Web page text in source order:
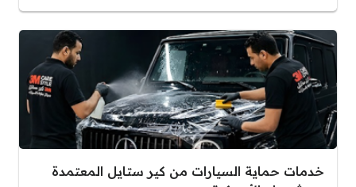
خدمات حماية السيارات من كير ستايل المعتمدة